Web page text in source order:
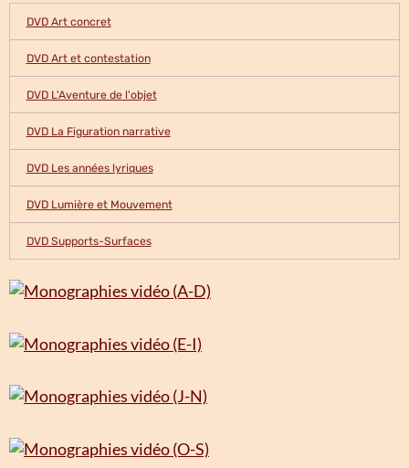
DVD Art concret
DVD Art et contestation
DVD L'Aventure de l'objet
DVD La Figuration narrative
DVD Les années lyriques
DVD Lumière et Mouvement
DVD Supports-Surfaces